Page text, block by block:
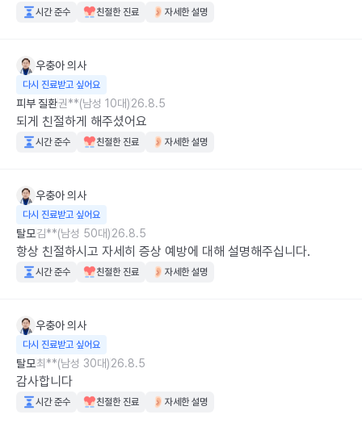
시간 준수 친절한 진료 자세한 설명
우충아의사
다시 진료받고 싶어요
피부 질환권**(남성 10대)26.8.5
되게 친절하게 해주셨어요
시간 준수 친절한 진료 자세한 설명
우충아의사
다시 진료받고 싶어요
탈모김**(남성 50대)26.8.5
항상 친절하시고 자세히 증상 예방에 대해 설명해주십니다.
시간 준수 친절한 진료 자세한 설명
우충아의사
다시 진료받고 싶어요
탈모최**(남성 30대)26.8.5
감사합니다
시간 준수 친절한 진료 자세한 설명